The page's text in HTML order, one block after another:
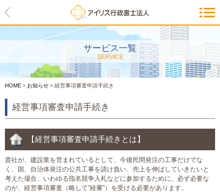
サービス一覧
SERVICE
HOME > お知らせ > 経営事項審査申請手続き
経営事項審査申請手続き
【経営事項審査申請手続きとは】
貴社が、建設業を営まれているとして、今後民間発注の工事だけでな
く、国、自治体発注の公共工事を請け負い、売上を伸ばしていきたいと
考えた場合、いわゆる指名競争入札などに参加するために、必ず必要な
のが、経営事項審査（略して“経審”）を受ける必要があります。
HOME
アイリスの紹介
代表ご挨拶・経営理念・アイリス
のお約束
入管等外国人各種手続き
建設業許可申請
会社設立・独立のお手伝い